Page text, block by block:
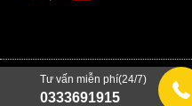
Trang chủ Giới thiệu Hướng
Tin tức
Tư vấn miễn phí(24/7)
0333691915